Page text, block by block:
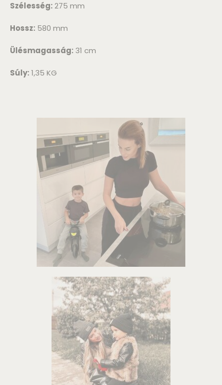
Szélesség:275 mm
Hossz: 580 mm
Ülésmagasság: 31 cm
Súly:1,35 KG